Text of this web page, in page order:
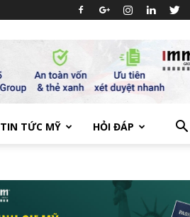
TIN TỨC MỸ HỎI ĐÁP